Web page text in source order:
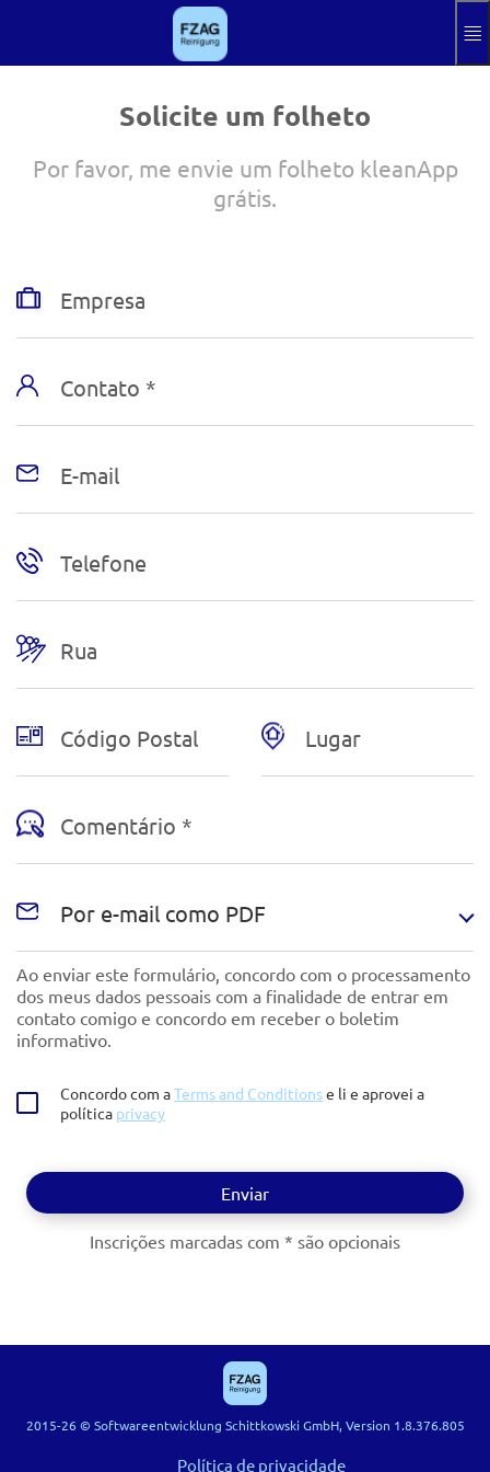
Pular para o conteúdo principal
Impressão
Solicite um folheto
Por favor, me envie um folheto kleanApp
grátis.
Empresa
Contato *
E-mail
Telefone
Rua
Código Postal Lugar
Comentário *
Ao enviar este formulário, concordo com o processamento
dos meus dados pessoais com a finalidade de entrar em
contato comigo e concordo em receber o boletim
informativo.
Concordo com aTerms and Conditionse li e aprovei a
política privacy
Inscrições marcadas com * são opcionais
2015-26 © Softwareentwicklung Schittkowski GmbH, Version 1.8.376.805
Política de privacidade